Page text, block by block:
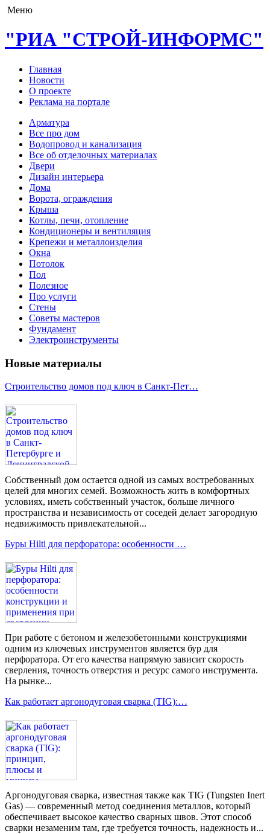
Меню
"РИА "СТРОЙ-ИНФОРМС"
Главная
Новости
О проекте
Реклама на портале
Арматура
Все про дом
Водопровод и канализация
Все об отделочных материалах
Двери
Дизайн интерьера
Дома
Ворота, ограждения
Крыша
Котлы, печи, отопление
Кондиционеры и вентиляция
Крепежи и металлоизделия
Окна
Потолок
Пол
Полезное
Про услуги
Стены
Советы мастеров
Фундамент
Электроинструменты
Новые материалы
Строительство домов под ключ в Санкт-Пет…
Собственный дом остается одной из самых востребованных
целей для многих семей. Возможность жить в комфортных
условиях, иметь собственный участок, больше личного
пространства и независимость от соседей делает загородную
недвижимость привлекательной...
Буры Hilti для перфоратора: особенности …
При работе с бетоном и железобетонными конструкциями
одним из ключевых инструментов является бур для
перфоратора. От его качества напрямую зависит скорость
сверления, точность отверстия и ресурс самого инструмента.
На рынке...
Как работает аргонодуговая сварка (TIG):…
Аргонодуговая сварка, известная также как TIG (Tungsten Inert
Gas) — современный метод соединения металлов, который
обеспечивает высокое качество сварных швов. Этот способ
сварки незаменим там, где требуется точность, надежность и...